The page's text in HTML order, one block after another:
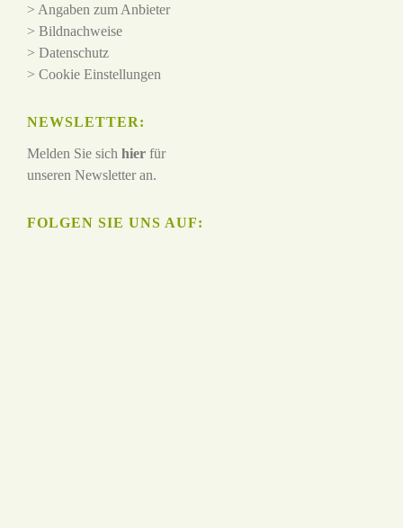
> Angaben zum Anbieter
> Bildnachweise
> Datenschutz
> Cookie Einstellungen
NEWSLETTER:
Melden Sie sich hier für
unseren Newsletter an.
FOLGEN SIE UNS AUF: